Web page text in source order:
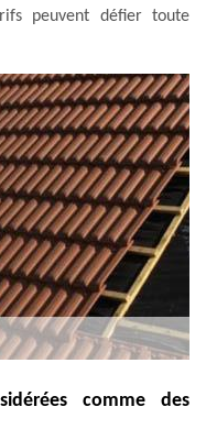
peuvent défier toute
comme des